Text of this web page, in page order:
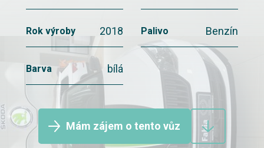
Rok výroby 2018 Palivo Benzín
Barva bílá
Mám zájem o tento vůz